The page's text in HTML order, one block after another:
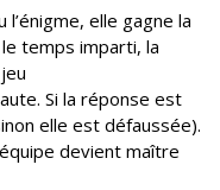
l’énigme, elle gagne la
le temps imparti, la
Si la réponse est
elle est défaussée).
devient maître